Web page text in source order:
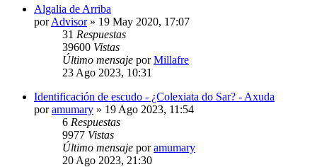
Algalia de Arriba
porAdvisor» 19 May 2020, 17:07
31 Respuestas
39600 Vistas
Último mensaje porMillafre
23 Ago 2023, 10:31
Identificación de escudo - ¿Colexiata do Sar? - Axuda
poramumary » 19 Ago 2023, 11:54
6 Respuestas
9977 Vistas
Último mensaje poramumary
20 Ago 2023, 21:30